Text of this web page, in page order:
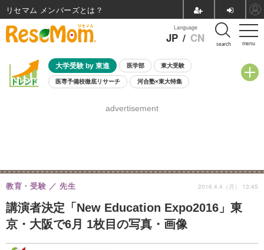
menu
Language
JP / CN search
大学受験 by 東進 医学部 東大受験
医専予備校徹底リサーチ 河合塾×東大特集
8月開催学校説明会・相談会
advertisement
講演者決定「New Education Expo2016」東
京・大阪で6月 1枚目の写真・画像
教育・受験 先生 2016.4.4（月） 13:45
リセマム メンバーズ